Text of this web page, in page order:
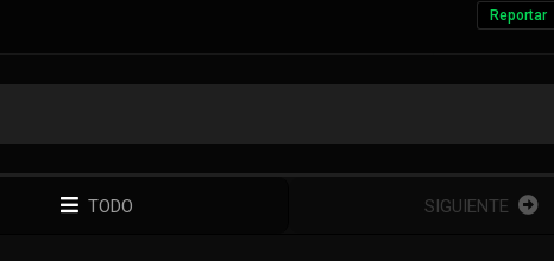
Reportar
TODO SIGUIENTE